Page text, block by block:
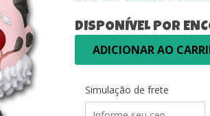
DISPONÍVEL POR
VENDA:
Pop!
Borderlands
ADICIONAR AO
Simulação de frete